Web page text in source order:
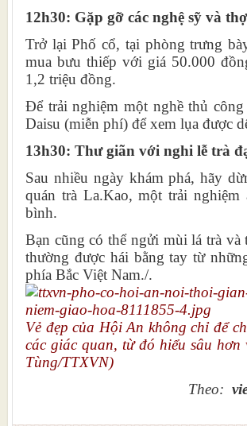
12h30: Gặp gỡ các nghệ sỹ và
Trở lại Phố cổ, tại phòng trưng
mua bưu thiếp với giá 50.000
1,2 triệu đồng.
Để trải nghiệm một nghề thủ
Daisu (miễn phí) để xem lụa được
13h30: Thư giãn với nghi lễ trà
Sau nhiều ngày khám phá, hãy
quán trà La.Kao, một trải
bình.
Bạn cũng có thể ngửi mùi lá trà và
thường được hái bằng tay từ
phía Bắc Việt Nam./.
Vẻ đẹp của Hội An không chỉ để
các giác quan, từ đó hiểu sâu
Tùng/TTXVN)
Theo: